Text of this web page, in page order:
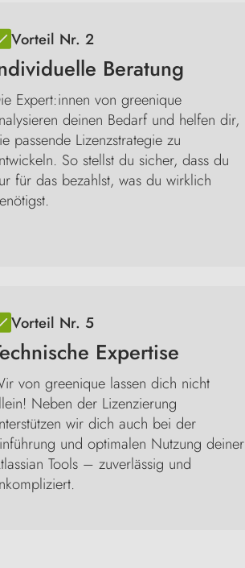
Vorteil Nr. 2
Beratung
Expert:innen von greenique
deinen Bedarf und helfen dir,
passende Lizenzstrategie zu
So stellst du sicher, dass du
für das bezahlst, was du wirklich
Vorteil Nr. 5
Expertise
von greenique lassen dich nicht
Neben der Lizenzierung
wir dich auch bei der
und optimalen Nutzung deiner
Tools – zuverlässig und